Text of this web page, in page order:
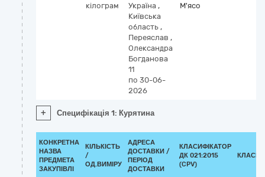
кілограм
Україна ,
Київська
область ,
Переяслав ,
Олександра
Богданова
11
по 30-06-
2026
М'ясо
+ Специфікація 1: Курятина
КОНКРЕТНА
НАЗВА
ПРЕДМЕТА
ЗАКУПІВЛІ
КІЛЬКІСТЬ
/
ОД.ВИМІРУ
АДРЕСА
ДОСТАВКИ /
ПЕРІОД
ДОСТАВКИ
КЛАСИФІКАТОР
ДК 021:2015
(CPV)